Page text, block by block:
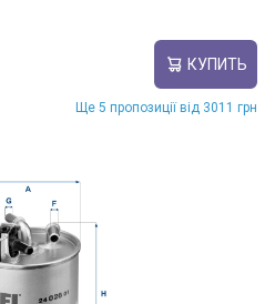
КУПИТЬ
Ще 5 пропозиції від 3011 грн